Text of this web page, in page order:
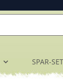
SPAR-